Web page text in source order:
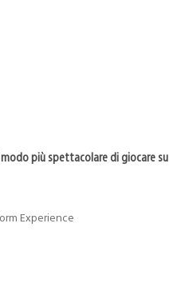
più spettacolare di giocare su
Experience